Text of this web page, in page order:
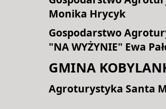
Monika Hrycyk
Gospodarstwo
"NA WYŻYNIE" Ewa
GMINA
Agroturystyka Santa